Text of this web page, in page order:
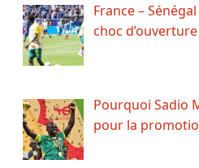
France –
choc
Pourquoi Sadio
pour la